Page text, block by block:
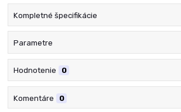
Kompletné špecifikácie
Parametre
Hodnotenie 0
Komentáre 0